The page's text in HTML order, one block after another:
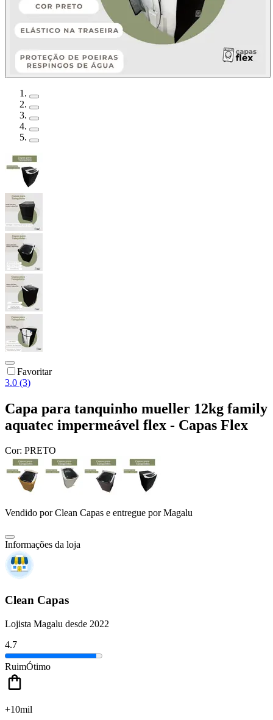
Favoritar
3.0 (3)
Capa para tanquinho mueller 12kg family
aquatec impermeável flex - Capas Flex
Cor: PRETO
Vendido porClean Capas e entregue por Magalu
Informações da loja
Clean Capas
Lojista Magalu desde 2022
4.7
RuimÓtimo
+10mil